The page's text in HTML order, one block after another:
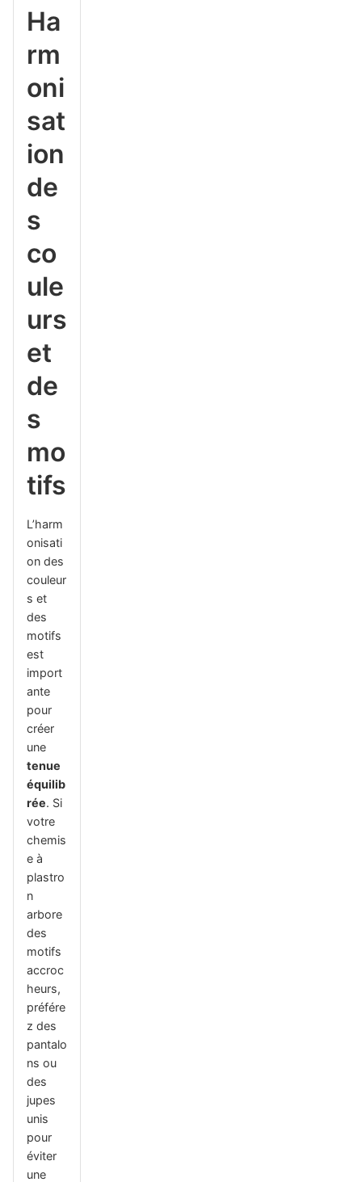
Ha
rm
oni
sat
ion
de
s
co
ule
urs
et
de
s
mo
tifs
L’harm
onisati
on des
couleur
s et
des
motifs
est
import
ante
pour
créer
une
tenue
équilib
rée. Si
votre
chemis
e à
plastro
n
arbore
des
motifs
accroc
heurs,
préfére
z des
pantalo
ns ou
des
jupes
unis
pour
éviter
une